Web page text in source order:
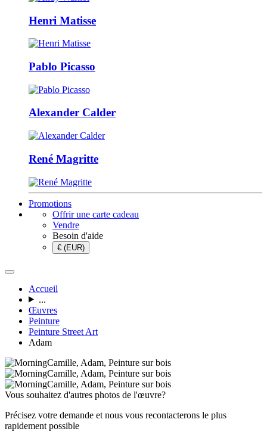
Henri Matisse
Pablo Picasso
Alexander Calder
René Magritte
Promotions
Offrir une carte cadeau
Vendre
Besoin d'aide
€ (EUR)
Accueil
...
Œuvres
Peinture
Peinture Street Art
Adam
Vous souhaitez d'autres photos de l'œuvre?
Précisez votre demande et nous vous recontacterons le plus
rapidement possible